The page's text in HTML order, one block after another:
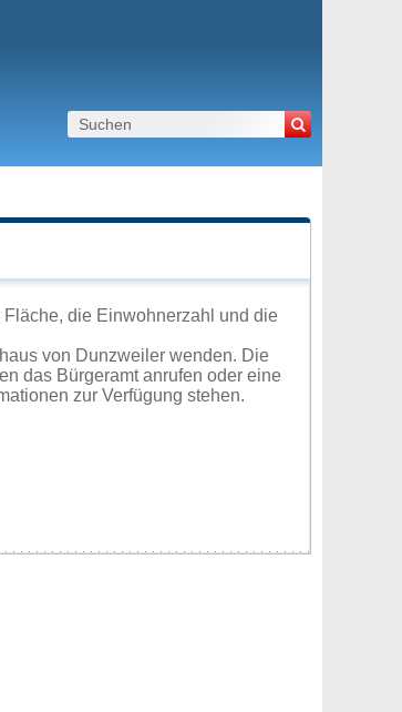
die Einwohnerzahl und die
von Dunzweiler wenden. Die
das Bürgeramt anrufen oder eine
zur Verfügung stehen.